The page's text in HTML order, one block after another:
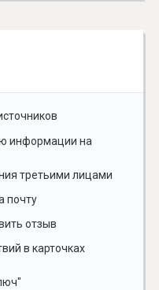
информации на
третьими лицами
почту
отзыв
в карточках